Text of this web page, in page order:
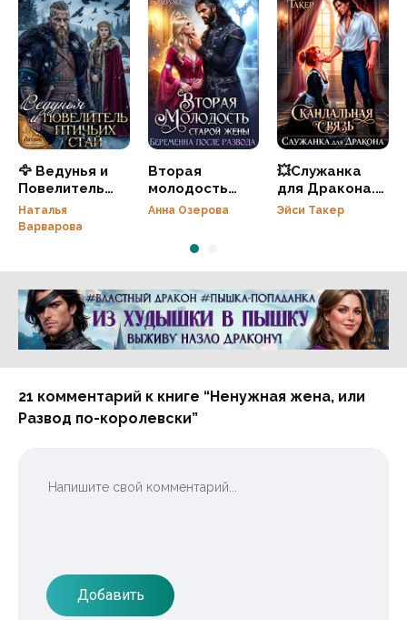
🦅 Ведунья и
Повелитель
птичьих стай 🦅
Наталья
Варварова
Вторая
молодость
старой жены.
после развода
Анна Озерова
💥Служанка
для Дракона.
Скандальная
Эйси Такер
Реклама 16+ АО «ЛитГород»
21 комментарий к книге “Ненужная жена, или
Развод по-королевски”
Добавить